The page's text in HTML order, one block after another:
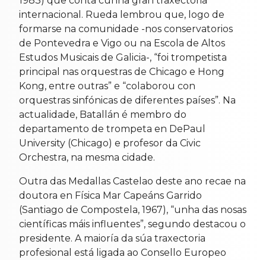
internacional. Rueda lembrou que, logo de
formarse na comunidade -nos conservatorios
de Pontevedra e Vigo ou na Escola de Altos
Estudos Musicais de Galicia-, “foi trompetista
principal nas orquestras de Chicago e Hong
Kong, entre outras” e “colaborou con
orquestras sinfónicas de diferentes países”. Na
actualidade, Batallán é membro do
departamento de trompeta en DePaul
University (Chicago) e profesor da Civic
Orchestra, na mesma cidade.
Outra das Medallas Castelao deste ano recae na
doutora en Física Mar Capeáns Garrido
(Santiago de Compostela, 1967), “unha das nosas
científicas máis influentes”, segundo destacou o
presidente. A maioría da súa traxectoria
profesional está ligada ao Consello Europeo